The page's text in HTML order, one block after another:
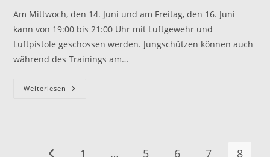
Am Mittwoch, den 14. Juni und am Freitag, den 16. Juni
kann von 19:00 bis 21:00 Uhr mit Luftgewehr und
Luftpistole geschossen werden. Jungschützen können auch
während des Trainings am…
Weiterlesen End-
Zur vorherigen Seite
1 … 5 6 7 8